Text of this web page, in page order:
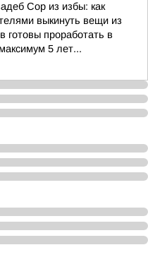
Сор из избы: как
выкинуть вещи из
готовы проработать в
5 лет...